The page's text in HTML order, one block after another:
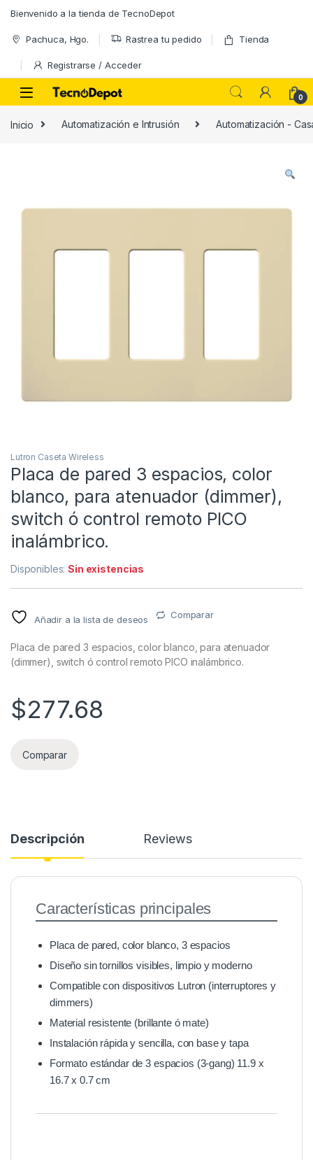
Bienvenido a la tienda de TecnoDepot
Pachuca, Hgo. Rastrea tu pedido Tienda
Registrarse / Acceder
0
Inicio Automatización e Intrusión Automatización -
Lutron Caseta Wireless
Placa de pared 3 espacios, color
blanco, para atenuador (dimmer),
switch ó control remoto PICO
inalámbrico.
Disponibles:Sin existencias
Añadir a la lista de deseos Comparar
Placa de pared 3 espacios, color blanco, para atenuador
(dimmer), switch ó control remoto PICO inalámbrico.
$277.68
Comparar
Descripción Reviews
Características principales
Placa de pared, color blanco, 3 espacios
Diseño sin tornillos visibles, limpio y moderno
Compatible con dispositivos Lutron (interruptores y
dimmers)
Material resistente (brillante ó mate)
Instalación rápida y sencilla, con base y tapa
Formato estándar de 3 espacios (3-gang) 11.9 x
16.7 x 0.7 cm